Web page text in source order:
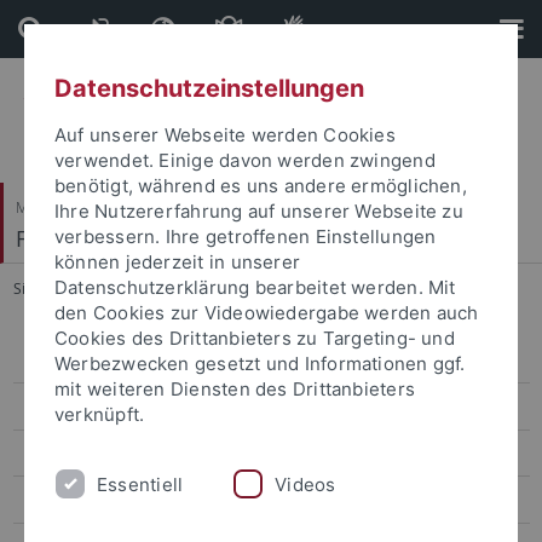
Direkt
zum
Inhalt
Direkt
zur
Fußleiste
Mathematisch-Naturwissenschaftliche Fakultät
Fachbereich Informatik
Sie sind hier: Startseite ... Prüfungsausschüsse
Personen und Kontakte
Prüfungssekretariate
Fachschaft
Datenschutzeinstellungen
Auf unserer Webseite werden Cookies
verwendet. Einige davon werden zwingend
benötigt, während es uns andere ermöglichen,
Ihre Nutzererfahrung auf unserer Webseite zu
verbessern. Ihre getroffenen Einstellungen
können jederzeit in unserer
Datenschutzerklärung bearbeitet werden. Mit
den Cookies zur Videowiedergabe werden auch
Cookies des Drittanbieters zu Targeting- und
Werbezwecken gesetzt und Informationen ggf.
mit weiteren Diensten des Drittanbieters
verknüpft.
Essentiell Videos